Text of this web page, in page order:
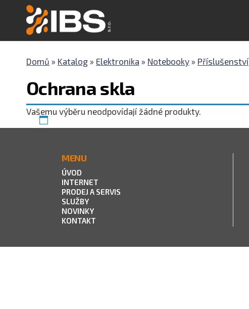
s.r.o.
Reklama
Domů » Katalog » Elektronika » Notebooky » Příslušenství
Ochrana skla
Vašemu výběru neodpovídají žádné produkty.
MENU
ÚVOD
INTERNET
PRODEJ A SERVIS
SLUŽBY
NOVINKY
KONTAKT